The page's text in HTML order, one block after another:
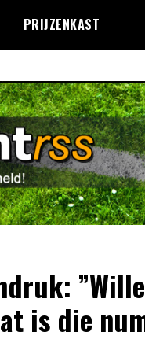
PRIJZENKAST
is die